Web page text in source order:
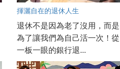
揮灑自在的退休人生
退休不是因為老了沒用，而是
為了讓我們為自己活一次！從
一板一眼的銀行退...